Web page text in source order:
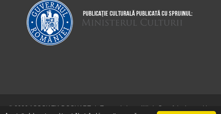
© 2026 ASOCIAŢIA DOCUART | Termeni şi condiţii |
Cum folosim cookie-